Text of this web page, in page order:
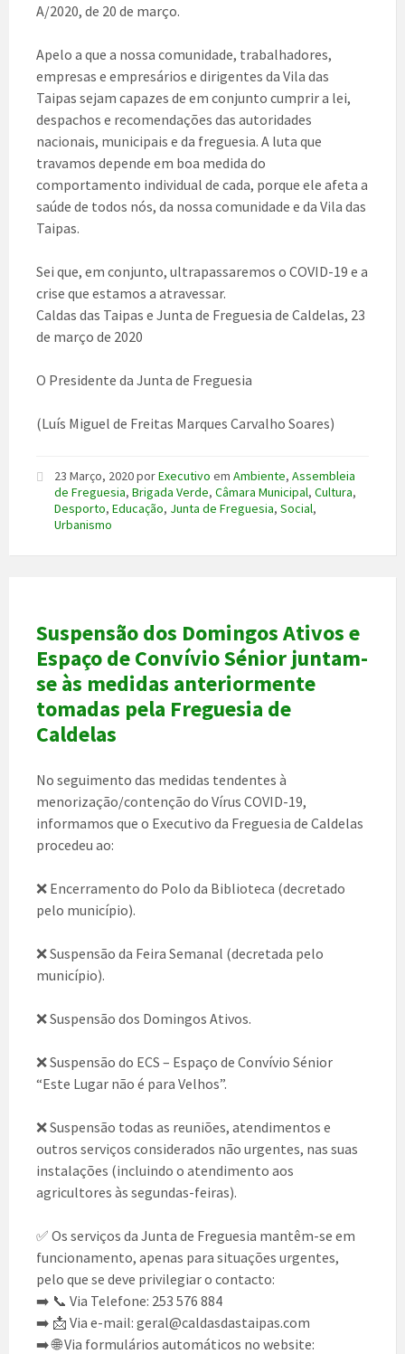
A/2020, de 20 de março.
Apelo a que a nossa comunidade, trabalhadores,
empresas e empresários e dirigentes da Vila das
Taipas sejam capazes de em conjunto cumprir a lei,
despachos e recomendações das autoridades
nacionais, municipais e da freguesia. A luta que
travamos depende em boa medida do
comportamento individual de cada, porque ele afeta a
saúde de todos nós, da nossa comunidade e da Vila das
Taipas.
Sei que, em conjunto, ultrapassaremos o COVID-19 e a
crise que estamos a atravessar.
Caldas das Taipas e Junta de Freguesia de Caldelas, 23
de março de 2020
O Presidente da Junta de Freguesia
(Luís Miguel de Freitas Marques Carvalho Soares)
23 Março, 2020porExecutivo em Ambiente, Assembleia
de Freguesia, Brigada Verde, Câmara Municipal, Cultura,
Desporto, Educação, Junta de Freguesia, Social,
Urbanismo
Suspensão dos Domingos Ativos e
Espaço de Convívio Sénior juntam-
se às medidas anteriormente
tomadas pela Freguesia de
Caldelas
No seguimento das medidas tendentes à
menorização/contenção do Vírus COVID-19,
informamos que o Executivo da Freguesia de Caldelas
procedeu ao:
❌ Encerramento do Polo da Biblioteca (decretado
pelo município).
❌ Suspensão da Feira Semanal (decretada pelo
município).
❌ Suspensão dos Domingos Ativos.
❌ Suspensão do ECS – Espaço de Convívio Sénior
“Este Lugar não é para Velhos”.
❌ Suspensão todas as reuniões, atendimentos e
outros serviços considerados não urgentes, nas suas
instalações (incluindo o atendimento aos
agricultores às segundas-feiras).
✅ Os serviços da Junta de Freguesia mantêm-se em
funcionamento, apenas para situações urgentes,
pelo que se deve privilegiar o contacto:
➡️ 📞 Via Telefone: 253 576 884
➡️ 📩 Via e-mail: geral@caldasdastaipas.com
➡️ 🌐 Via formulários automáticos no website: